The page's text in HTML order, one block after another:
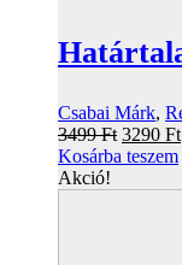
Csabai Márk,
3499Ft Original
price
3290 Ft
Kosárba teszem
Akció!